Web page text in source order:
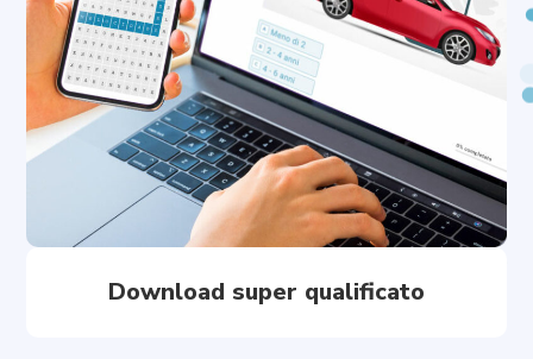
Download super qualificato